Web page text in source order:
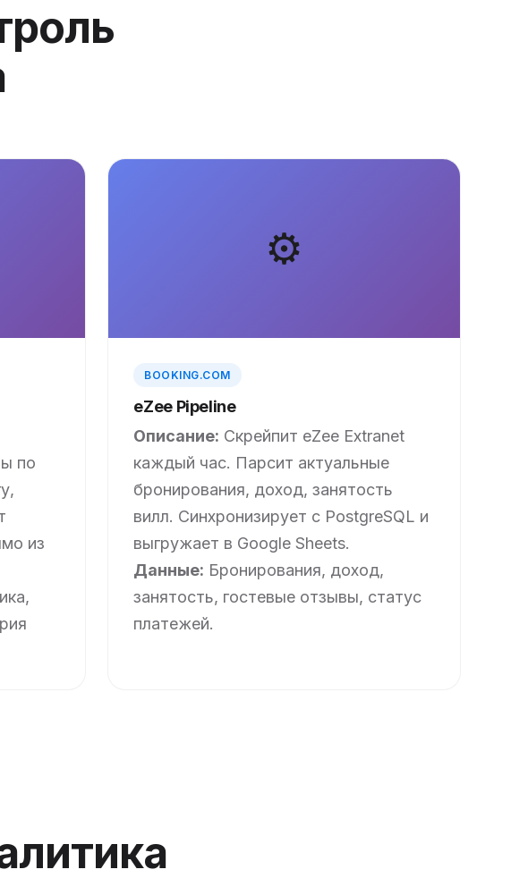
по
из
⚙️
BOOKING.COM
eZee Pipeline
Описание: Скрейпит eZee Extranet
каждый час. Парсит актуальные
бронирования, доход, занятость
вилл. Синхронизирует с PostgreSQL и
выгружает в Google Sheets.
Данные: Бронирования, доход,
занятость, гостевые отзывы, статус
платежей.